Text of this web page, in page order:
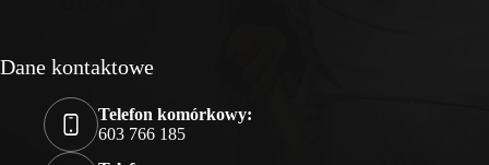
Dane kontaktowe
Telefon komórkowy:
603 766 185